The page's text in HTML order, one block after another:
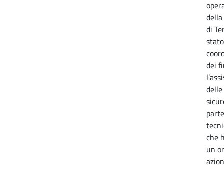
di
dei
che
un